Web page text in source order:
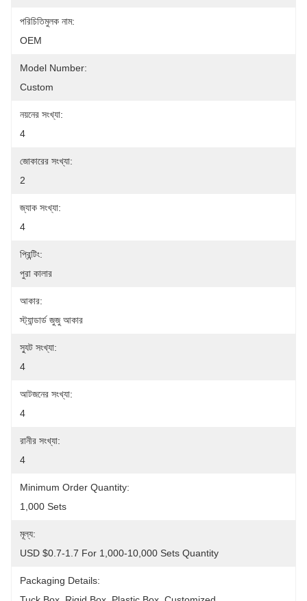
পরিচিতিমুলক নাম:
OEM
Model Number:
Custom
নয়নের সংখ্যা:
4
জোকারের সংখ্যা:
2
জ্যাক সংখ্যা:
4
প্রিন্টিং:
পুরা কালার
আকার:
স্ট্যান্ডার্ড জুজু আকার
স্যুট সংখ্যা:
4
আটজনের সংখ্যা:
4
রানীর সংখ্যা:
4
Minimum Order Quantity:
1,000 Sets
মূল্য:
USD $0.7-1.7 For 1,000-10,000 Sets Quantity
Packaging Details: